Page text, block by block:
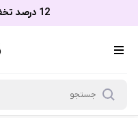
12 درصد تخفیف تا 20 مرداد ماه